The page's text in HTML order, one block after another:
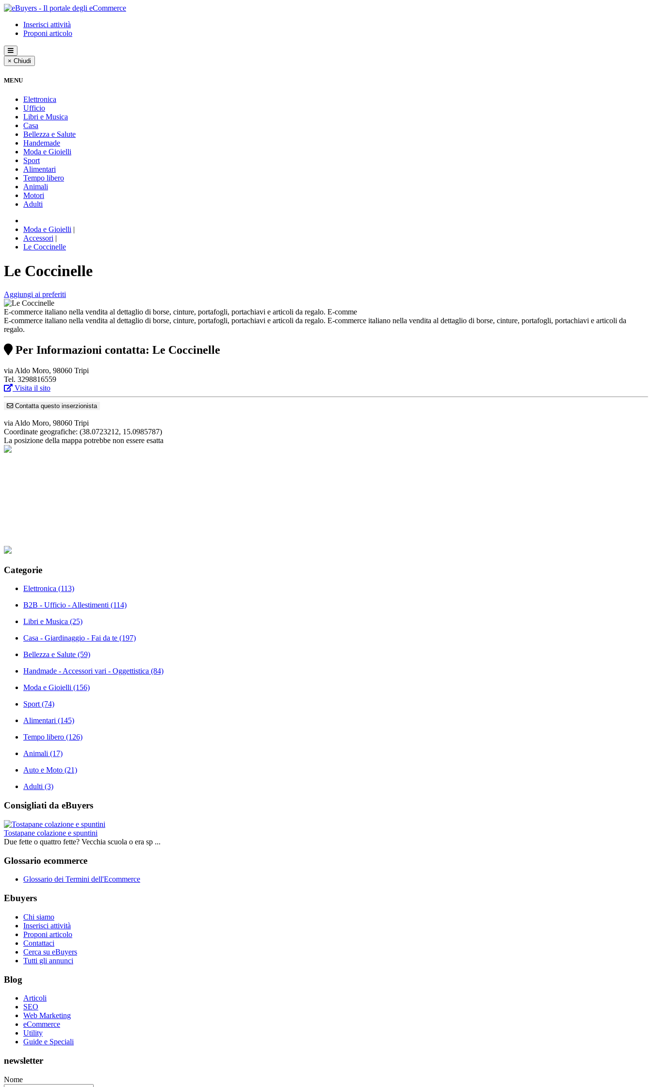
Inserisci attività
Proponi articolo
× Chiudi
MENU
Elettronica
Ufficio
Libri e Musica
Casa
Bellezza e Salute
Handemade
Moda e Gioielli
Sport
Alimentari
Tempo libero
Animali
Motori
Adulti
Moda e Gioielli |
Accessori |
Le Coccinelle
Le Coccinelle
Aggiungi ai preferiti
E-commerce italiano nella vendita al dettaglio di borse, cinture, portafogli, portachiavi e articoli da regalo. E-comme
E-commerce italiano nella vendita al dettaglio di borse, cinture, portafogli, portachiavi e articoli da regalo. E-commerce italiano nella vendita al dettaglio di borse, cinture, portafogli, portachiavi e articoli da
regalo.
Per Informazioni contatta: Le Coccinelle
via Aldo Moro, 98060 Tripi
Tel. 3298816559
Visita il sito
Contatta questo inserzionista
via Aldo Moro, 98060 Tripi
Coordinate geografiche: (38.0723212, 15.0985787)
La posizione della mappa potrebbe non essere esatta
Categorie
Elettronica (113)
B2B - Ufficio - Allestimenti (114)
Libri e Musica (25)
Casa - Giardinaggio - Fai da te (197)
Bellezza e Salute (59)
Handmade - Accessori vari - Oggettistica (84)
Moda e Gioielli (156)
Sport(74)
Alimentari (145)
Tempo libero (126)
Animali (17)
Auto e Moto (21)
Adulti (3)
Consigliati da eBuyers
Tostapane colazione e spuntini
Due fette o quattro fette? Vecchia scuola o era sp ...
Glossario ecommerce
Glossario dei Termini dell'Ecommerce
Ebuyers
Chi siamo
Inserisci attività
Proponi articolo
Contattaci
Cerca su eBuyers
Tutti gli annunci
Blog
Articoli
SEO
Web Marketing
eCommerce
Utility
Guide e Speciali
newsletter
Nome